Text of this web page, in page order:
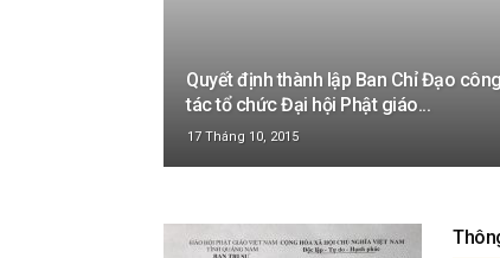
Quyết định thành lập Ban Chỉ Đạo công
tác tổ chức Đại hội Phật giáo...
17 Tháng 10, 2015